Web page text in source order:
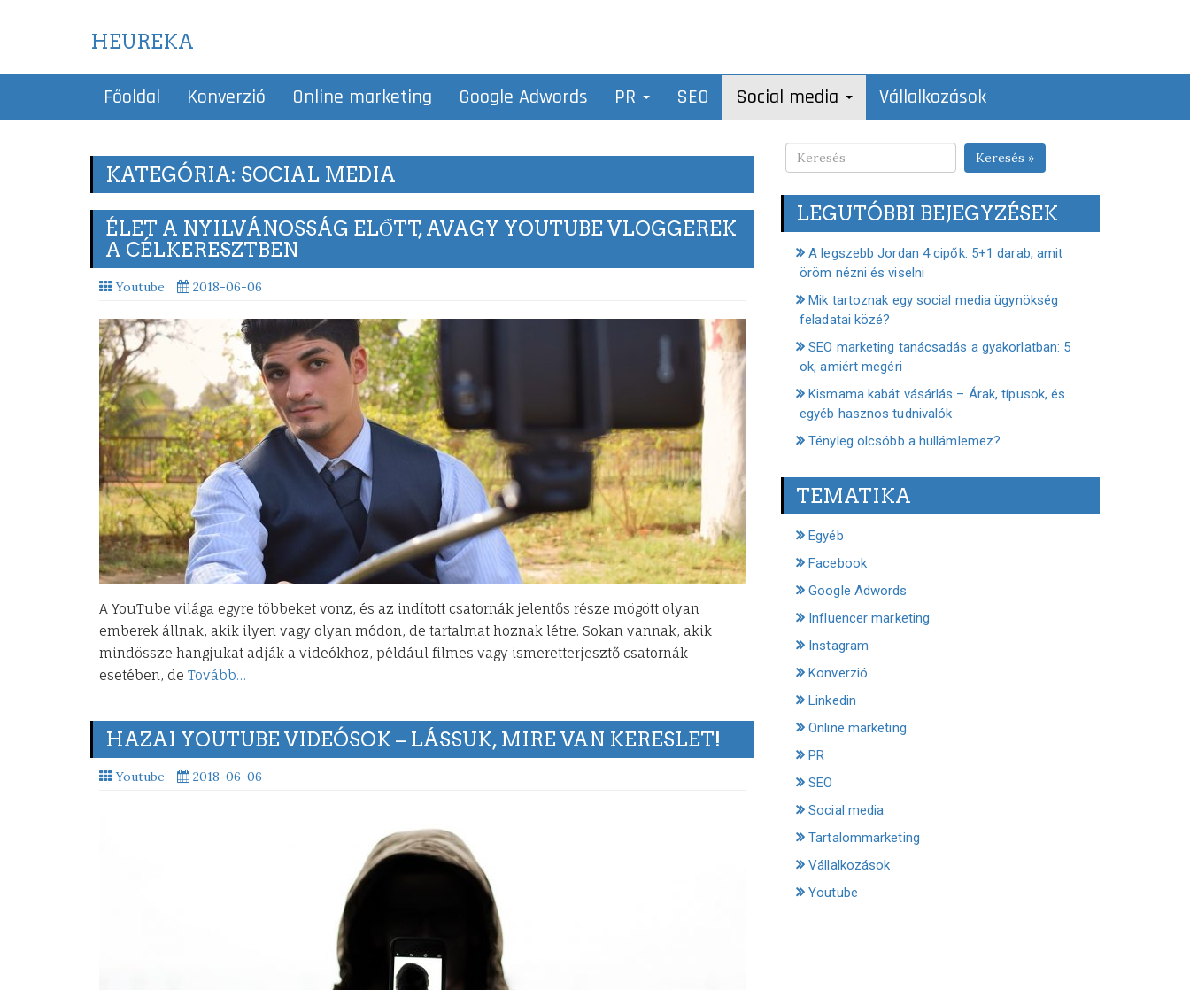
HEUREKA
Főoldal Konverzió Online marketing Google Adwords PR SEO Social media Vállalkozások
KATEGÓRIA: SOCIAL MEDIA
ÉLET A NYILVÁNOSSÁG ELŐTT, AVAGY YOUTUBE VLOGGEREK
A CÉLKERESZTBEN
Youtube 2018-06-06
A YouTube világa egyre többeket vonz, és az indított csatornák jelentős része mögött olyan
emberek állnak, akik ilyen vagy olyan módon, de tartalmat hoznak létre. Sokan vannak, akik
mindössze hangjukat adják a videókhoz, például filmes vagy ismeretterjesztő csatornák
esetében, de Tovább…
HAZAI YOUTUBE VIDEÓSOK – LÁSSUK, MIRE VAN KERESLET!
Youtube 2018-06-06
Keresés »
LEGUTÓBBI BEJEGYZÉSEK
A legszebb Jordan 4 cipők: 5+1 darab, amit
öröm nézni és viselni
Mik tartoznak egy social media ügynökség
feladatai közé?
SEO marketing tanácsadás a gyakorlatban: 5
ok, amiért megéri
Kismama kabát vásárlás – Árak, típusok, és
egyéb hasznos tudnivalók
Tényleg olcsóbb a hullámlemez?
TEMATIKA
Egyéb
Facebook
Google Adwords
Influencer marketing
Instagram
Konverzió
Linkedin
Online marketing
PR
SEO
Social media
Tartalommarketing
Vállalkozások
Youtube